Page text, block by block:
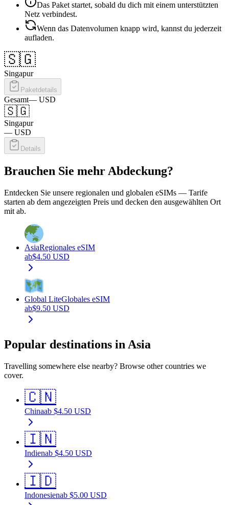
Das Paket startet, sobald du dich mit einem unterstützten
Netz verbindest.
Wenn das Datenvolumen knapp wird, kannst du jederzeit
aufladen.
🇸🇬
Singapur
Paketdetails
Gesamt— USD
🇸🇬
Singapur
— USD
Details
Brauchen Sie mehr Abdeckung?
Entdecken Sie unsere regionalen und globalen eSIMs — Tarife
starten ab dem angezeigten Preis und decken den ausgewählten Ort
mit ab.
AsiaRegionales eSIM
ab$4.50 USD
Global LiteGlobales eSIM
ab$9.50 USD
Popular destinations in Asia
Travelling somewhere else nearby? Browse other countries we
cover.
🇨🇳
Chinaab $4.50 USD
🇮🇳
Indienab $4.50 USD
🇮🇩
Indonesienab $5.00 USD